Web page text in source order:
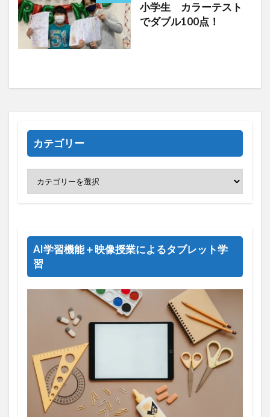
小学生 カラーテスト
でダブル100点！
カテゴリー
AI学習機能＋映像授業によるタブレット学
習